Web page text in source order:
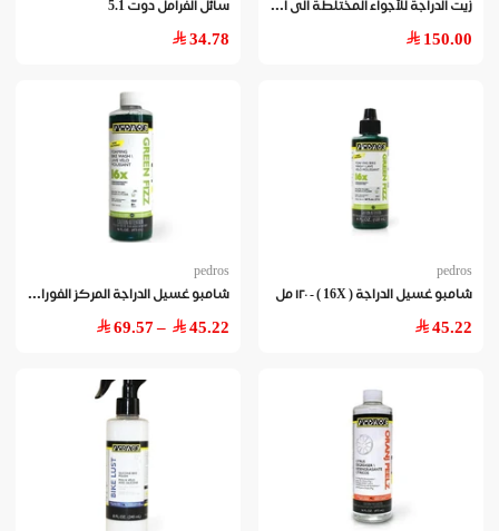
زيت
الدراجة للأجواء المختلطة الى الرطبة - ٩٤٦ مل
150.00
سائل الفرامل دوت 5.1
34.78
pedros
شامبو غسيل الدراجة ( 16X ) - ١٢٠ مل
45.22
pedros
شام
بو غسيل الدراجة المركز الفوران الأخضر ( 16X )
45.22
– 69.57